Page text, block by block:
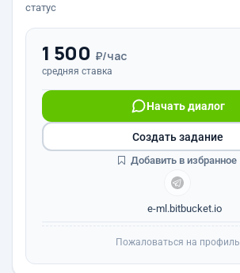
статус
1 500 ₽/час
средняя ставка
Начать диалог
e-ml.bitbucket.io
Создать задание
Добавить в избранное
Пожаловаться на профиль